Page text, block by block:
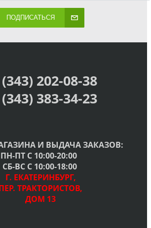
ПОДПИСАТЬСЯ
202-08-38
383-34-23
И ВЫДАЧА ЗАКАЗОВ:
ПН-ПТ С 10:00-20:00
СБ-ВС С 10:00-18:00
Г. ЕКАТЕРИНБУРГ,
ТРАКТОРИСТОВ,
ДОМ 13